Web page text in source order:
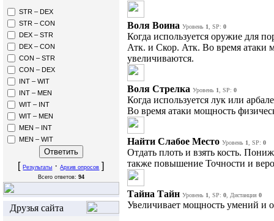
STR – DEX
STR – CON
DEX – STR
DEX – CON
CON – STR
CON – DEX
INT – WIT
INT – MEN
WIT – INT
WIT – MEN
MEN – INT
MEN – WIT
[Результаты ·Архив опросов ]
Всего ответов: 94
Друзья сайта
Воля Воина Уровень 1 , SP: 0
Когда используется оружие для
Атк. и Скор. Атк. Во время атаки
увеличиваются.
Воля Стрелка Уровень 1 , SP: 0
Когда используется лук или
Во время атаки мощность
Найти Слабое Место Уровень 1 , SP: 0
Отдать плоть и взять кость.
также повышение Точности и
Тайна Тайн Уровень 1 , SP: 0 , Дистанция 0
Увеличивает мощность умений и